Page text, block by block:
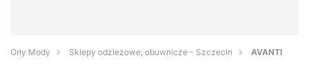
Orły Mody Sklepy odzieżowe, obuwnicze - Szczecin AVANTI